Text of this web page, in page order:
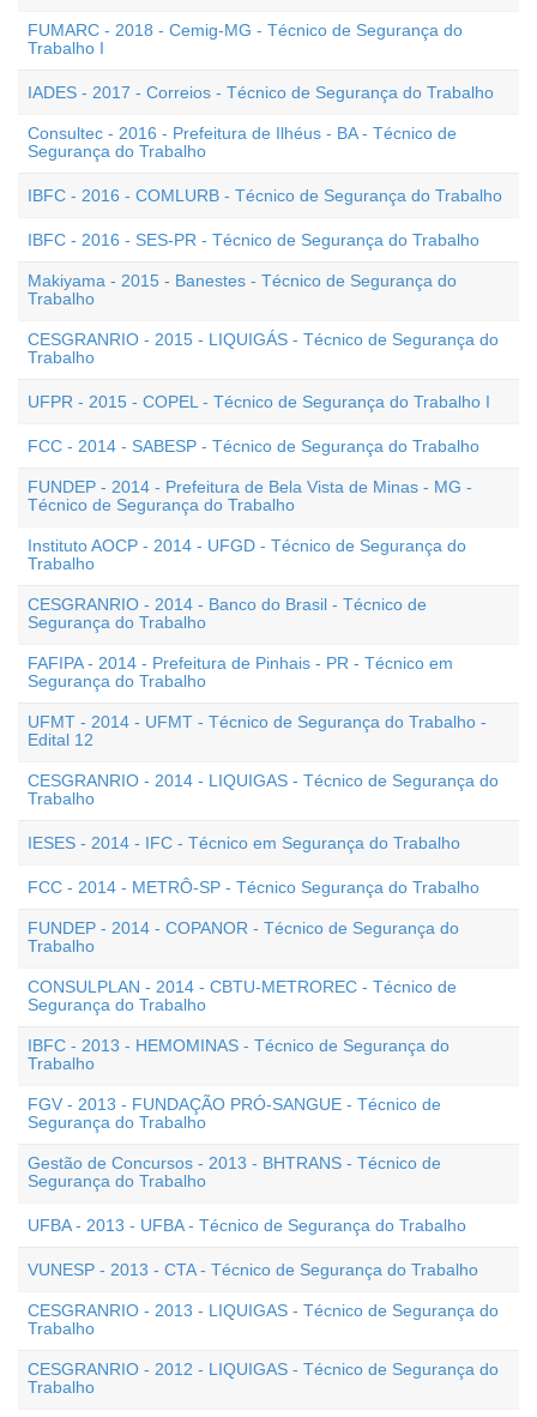
FUMARC - 2018 - Cemig-MG - Técnico de Segurança do
Trabalho I
IADES - 2017 - Correios - Técnico de Segurança do Trabalho
Consultec - 2016 - Prefeitura de Ilhéus - BA - Técnico de
Segurança do Trabalho
IBFC - 2016 - COMLURB - Técnico de Segurança do Trabalho
IBFC - 2016 - SES-PR - Técnico de Segurança do Trabalho
Makiyama - 2015 - Banestes - Técnico de Segurança do
Trabalho
CESGRANRIO - 2015 - LIQUIGÁS - Técnico de Segurança do
Trabalho
UFPR - 2015 - COPEL - Técnico de Segurança do Trabalho I
FCC - 2014 - SABESP - Técnico de Segurança do Trabalho
FUNDEP - 2014 - Prefeitura de Bela Vista de Minas - MG -
Técnico de Segurança do Trabalho
Instituto AOCP - 2014 - UFGD - Técnico de Segurança do
Trabalho
CESGRANRIO - 2014 - Banco do Brasil - Técnico de
Segurança do Trabalho
FAFIPA - 2014 - Prefeitura de Pinhais - PR - Técnico em
Segurança do Trabalho
UFMT - 2014 - UFMT - Técnico de Segurança do Trabalho -
Edital 12
CESGRANRIO - 2014 - LIQUIGAS - Técnico de Segurança do
Trabalho
IESES - 2014 - IFC - Técnico em Segurança do Trabalho
FCC - 2014 - METRÔ-SP - Técnico Segurança do Trabalho
FUNDEP - 2014 - COPANOR - Técnico de Segurança do
Trabalho
CONSULPLAN - 2014 - CBTU-METROREC - Técnico de
Segurança do Trabalho
IBFC - 2013 - HEMOMINAS - Técnico de Segurança do
Trabalho
FGV - 2013 - FUNDAÇÃO PRÓ-SANGUE - Técnico de
Segurança do Trabalho
Gestão de Concursos - 2013 - BHTRANS - Técnico de
Segurança do Trabalho
UFBA - 2013 - UFBA - Técnico de Segurança do Trabalho
VUNESP - 2013 - CTA - Técnico de Segurança do Trabalho
CESGRANRIO - 2013 - LIQUIGAS - Técnico de Segurança do
Trabalho
CESGRANRIO - 2012 - LIQUIGAS - Técnico de Segurança do
Trabalho